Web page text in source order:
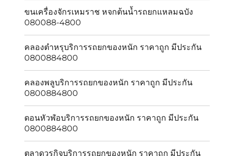
ขนเครื่องจักรเหมราช หจกต้นน้ำรถยกแหลมฉบัง
080088-4800
คลองตำหรุบริการรถยกของหนัก ราคาถูก มีประกัน
0800884800
คลองพลูบริการรถยกของหนัก ราคาถูก มีประกัน
0800884800
ดอนหัวฬ่อบริการรถยกของหนัก ราคาถูก มีประกัน
0800884800
ตลาดวรกิจบริการรถยกของหนัก ราคาถูก มีประกัน